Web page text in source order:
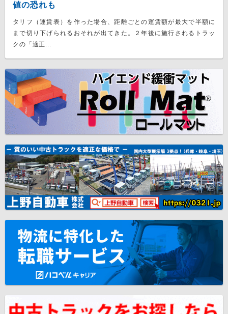
値の恐れも
タリフ（運賃表）を作った場合、距離ごとの運賃額が最大で半額に
まで切り下げられるおそれが出てきた。２年後に施行されるトラッ
クの「適正...